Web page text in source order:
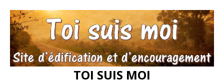
TOI SUIS MOI